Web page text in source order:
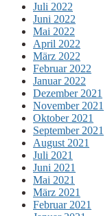
Juli 2022
Juni 2022
Mai 2022
April 2022
März 2022
Februar 2022
Januar 2022
Dezember 2021
November 2021
Oktober 2021
September 2021
August 2021
Juli 2021
Juni 2021
Mai 2021
März 2021
Februar 2021